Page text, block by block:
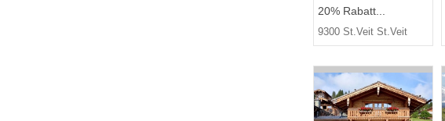
20% Rabatt...
9300 St.Veit St.Veit